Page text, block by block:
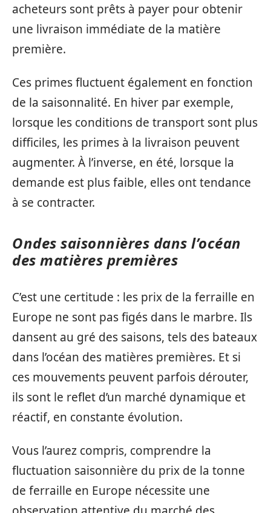
acheteurs sont prêts à payer pour obtenir
une livraison immédiate de la matière
première.
Ces primes fluctuent également en fonction
de la saisonnalité. En hiver par exemple,
lorsque les conditions de transport sont plus
difficiles, les primes à la livraison peuvent
augmenter. À l’inverse, en été, lorsque la
demande est plus faible, elles ont tendance
à se contracter.
Ondes saisonnières dans l’océan
des matières premières
C’est une certitude : les prix de la ferraille en
Europe ne sont pas figés dans le marbre. Ils
dansent au gré des saisons, tels des bateaux
dans l’océan des matières premières. Et si
ces mouvements peuvent parfois dérouter,
ils sont le reflet d’un marché dynamique et
réactif, en constante évolution.
Vous l’aurez compris, comprendre la
fluctuation saisonnière du prix de la tonne
de ferraille en Europe nécessite une